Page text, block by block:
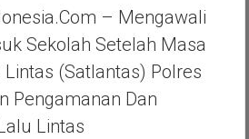
– Mengawali
Sekolah Setelah Masa
(Satlantas) Polres
Pengamanan Dan
Lintas